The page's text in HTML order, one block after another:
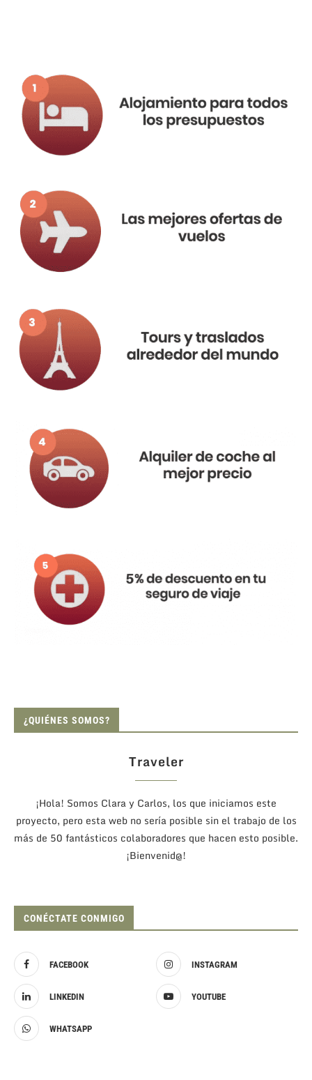
¿QUIÉNES SOMOS?
Traveler
¡Hola! Somos Clara y Carlos, los que iniciamos este
proyecto, pero esta web no sería posible sin el trabajo de los
más de 50 fantásticos colaboradores que hacen esto posible.
¡Bienvenid@!
CONÉCTATE CONMIGO
FACEBOOK INSTAGRAM
LINKEDIN YOUTUBE
WHATSAPP